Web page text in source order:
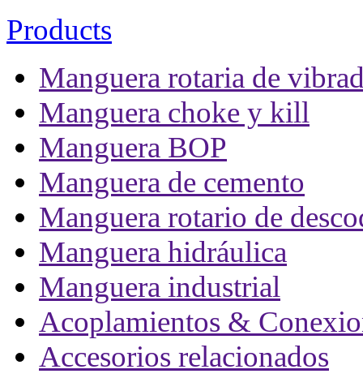
Products
Manguera rotaria de
Manguera choke y kill
Manguera BOP
Manguera de cemento
Manguera rotario de
Manguera hidráulica
Manguera industrial
Acoplamientos &
Accesorios relacionados